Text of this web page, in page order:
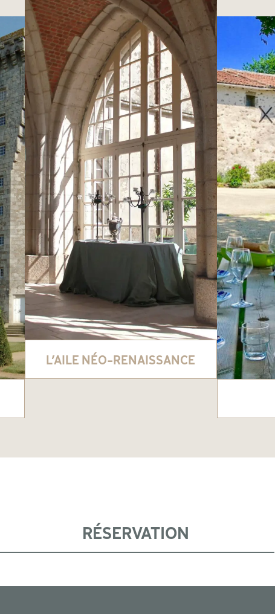
L’AILE NÉO-RENAISSANCE
RÉSERVATION